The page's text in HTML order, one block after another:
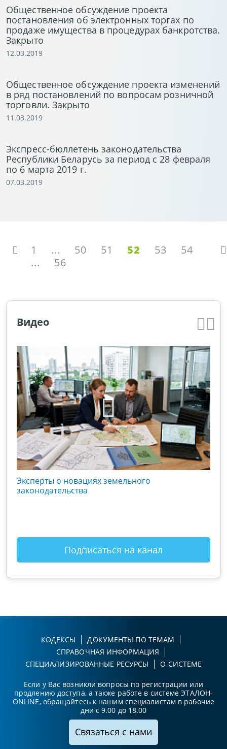
Общественное обсуждение проекта
постановления об электронных торгах по
продаже имущества в процедурах банкротства.
Закрыто
12.03.2019
Общественное обсуждение проекта изменений
в ряд постановлений по вопросам розничной
торговли. Закрыто
11.03.2019
Экспресс-бюллетень законодательства
Республики Беларусь за период с 28 февраля
по 6 марта 2019 г.
07.03.2019
1 ... 50 51 52 53
54
...
56
Видео
Эксперты о новациях земельного
законодательства
Подписаться на канал
КОДЕКСЫ
ДОКУМЕНТЫ ПО ТЕМАМ
СПРАВОЧНАЯ ИНФОРМАЦИЯ
СПЕЦИАЛИЗИРОВАННЫЕ РЕСУРСЫ
О СИСТЕМЕ
Если у Вас возникли вопросы по регистрации или
продлению доступа, а также работе в системе ЭТАЛОН-
ONLINE, обращайтесь к нашим специалистам в рабочие
дни с 9.00 до 18.00
Связаться с нами